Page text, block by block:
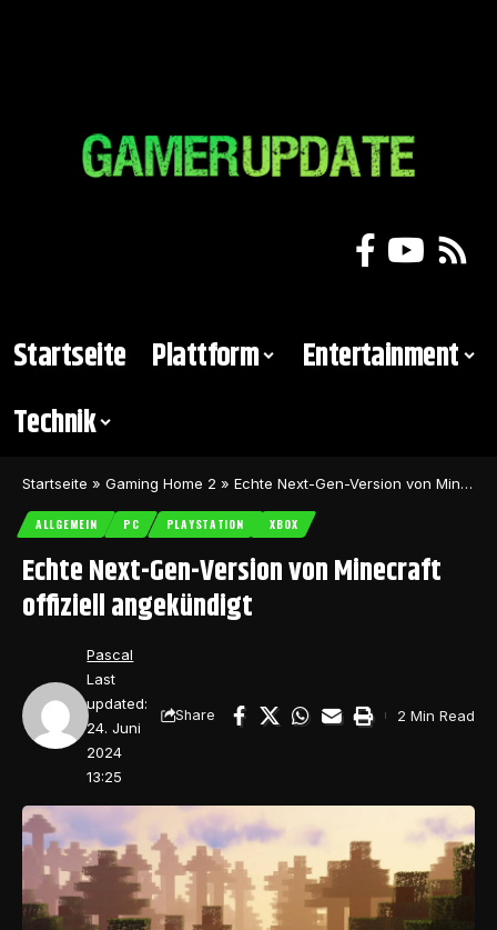
Startseite Plattform
Entertainment
Technik
Startseite » Gaming Home 2 » Echte Next-Gen-Version von Minecraft offiziell angekündigt
ALLGEMEIN PC PLAYSTATION XBOX
Echte Next-Gen-Version von Minecraft
offiziell angekündigt
Last
updated:
24. Juni
2024
13:25
Pascal
Share 2 Min Read